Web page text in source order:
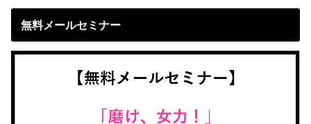
無料メールセミナー